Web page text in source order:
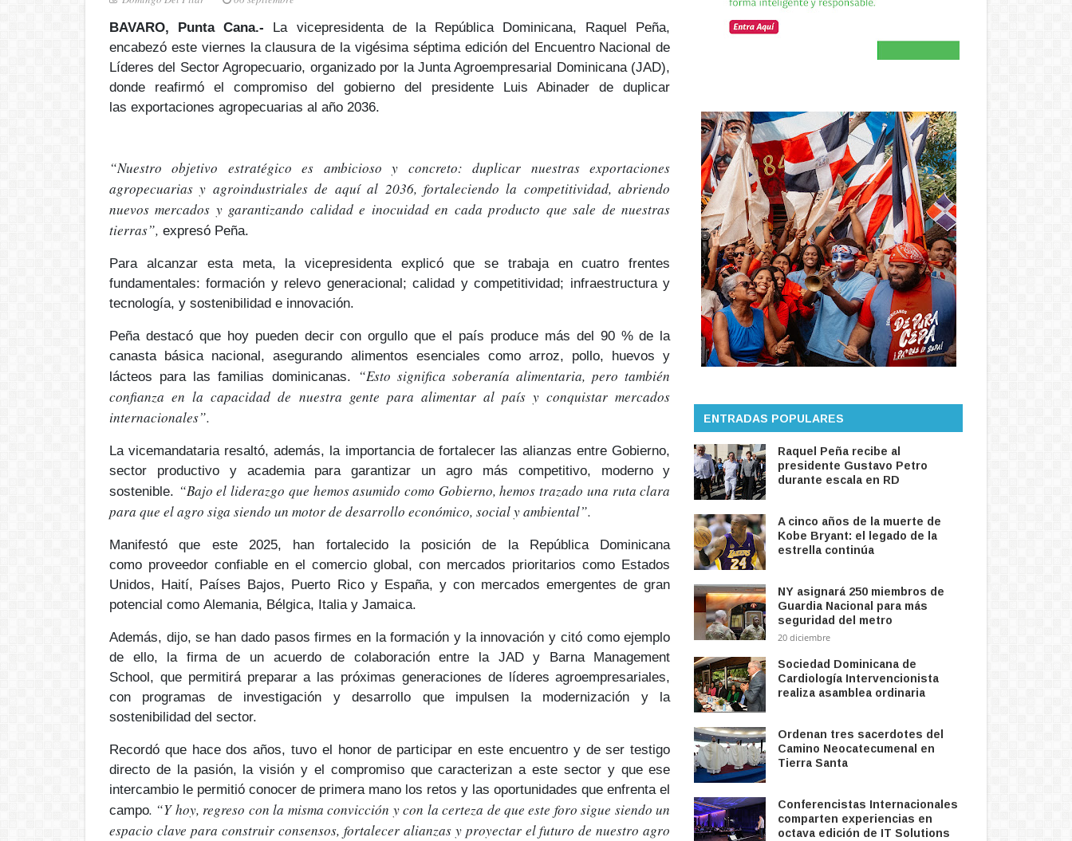
BAVARO, Punta Cana.- La vicepresidenta de la República Dominicana, Raquel Peña,
encabezó este viernes la clausura de la vigésima séptima edición del Encuentro Nacional de
Líderes del Sector Agropecuario, organizado por la Junta Agroempresarial Dominicana (JAD),
donde reafirmó el compromiso del gobierno del
presidente Luis Abinader
de duplicar
las exportaciones agropecuarias al año 2036.
“Nuestro objetivo estratégico es ambicioso y concreto: duplicar nuestras exportaciones
agropecuarias y agroindustriales de aquí al 2036, fortaleciendo la competitividad, abriendo
nuevos mercados y garantizando calidad e inocuidad en cada producto que sale de nuestras
tierras”, expresó Peña.
Para alcanzar esta meta, la vicepresidenta explicó que se trabaja en cuatro frentes
fundamentales: formación y relevo generacional; calidad y competitividad; infraestructura y
tecnología, y sostenibilidad e innovación.
Peña destacó que hoy pueden decir con orgullo que el país produce más del 90 % de la
canasta básica nacional, asegurando alimentos esenciales como arroz, pollo, huevos y
lácteos para las familias dominicanas.
“Esto significa soberanía alimentaria, pero también
confianza en la capacidad de nuestra gente para alimentar al país y conquistar mercados
internacionales”.
La vicemandataria resaltó, además, la importancia de fortalecer las alianzas entre Gobierno,
sector productivo y academia
para garantizar un agro más
competitivo, moderno y
sostenible. “Bajo el liderazgo que hemos asumido como Gobierno, hemos trazado una ruta clara
para que el agro siga siendo un motor de desarrollo económico, social y ambiental”.
Manifestó que este 2025, han fortalecido la posición de la República Dominicana
como proveedor confiable en el comercio global, con mercados prioritarios como Estados
Unidos, Haití, Países Bajos, Puerto Rico y España, y con mercados emergentes de gran
potencial como Alemania, Bélgica, Italia y Jamaica.
Además, dijo, se han dado pasos firmes en la formación y la innovación y citó como ejemplo
de ello, la firma de un acuerdo de colaboración entre la
JAD y Barna Management
School, que permitirá preparar a las próximas generaciones de líderes agroempresariales,
con
programas de investigación y desarrollo que impulsen la
modernización y la
sostenibilidad del sector.
Recordó que hace dos años, tuvo el honor de participar en este encuentro y de ser testigo
directo de la pasión, la visión y el compromiso que caracterizan a este sector y que ese
intercambio le permitió conocer de primera mano los retos y las oportunidades que enfrenta el
campo. “Y hoy, regreso con la misma convicción y con la certeza de que este foro sigue siendo un
espacio clave para construir consensos, fortalecer alianzas y proyectar el futuro de nuestro agro
ENTRADAS POPULARES
Raquel Peña recibe al
presidente Gustavo Petro
durante escala en RD
A cinco años de la muerte de
Kobe Bryant: el legado de la
estrella continúa
NY asignará 250 miembros de
Guardia Nacional para más
seguridad del metro
20 diciembre
Sociedad Dominicana de
Cardiología Intervencionista
realiza asamblea ordinaria
Ordenan tres sacerdotes del
Camino Neocatecumenal en
Tierra Santa
Conferencistas Internacionales
comparten experiencias en
octava edición de IT Solutions